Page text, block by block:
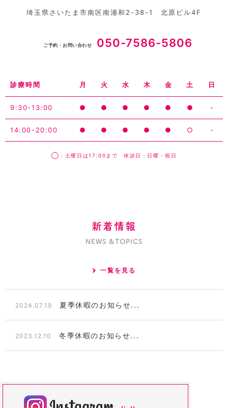
埼玉県さいたま市南区南浦和2-38-1 北原ビル4F
ご予約・お問い合わせ 050-7586-5806
診療時間 月 火 水 木 金 土 日
9:30-13:00 ● ● ● ● ● ● -
14:00-20:00 ● ● ● ● ● ○ -
◯：土曜日は17:00まで 休診日：日曜・祝日
新着情報
NEWS &TOPICS
一覧を見る
2024.07.19 夏季休暇のお知らせ...
2023.12.10 冬季休暇のお知らせ...